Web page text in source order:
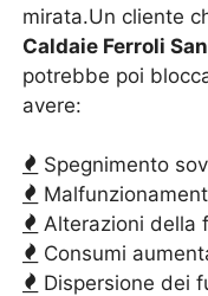
mirata.Un cliente
Caldaie Ferroli
potrebbe poi
avere:
Spegnimento
Alterazioni della
Consumi
Dispersione dei